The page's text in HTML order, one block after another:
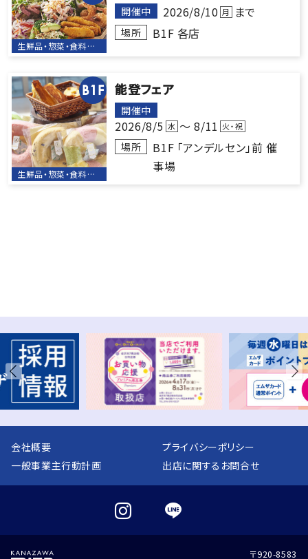
生鮮品・惣菜・食料品・ベーカリー
開催中 2026/8/10 月 まで
場所 B1F 各店
B1F
生鮮品・惣菜・食料品・ベーカリー
能登フェア
開催中
2026/8/5 水 ～ 8/11 火・祝
場所
B1F 「アンデルセン」前 催
事場
会社概要
プライバシーポリシー
一般事業主行動計画
出店に関するお問合せ
〒920-8583